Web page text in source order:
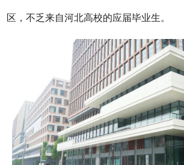
区，不乏来自河北高校的应届毕业生。